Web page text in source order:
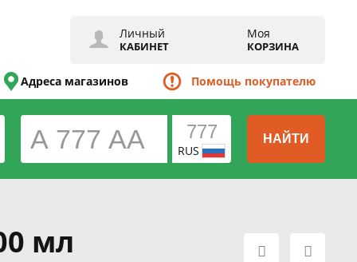
Личный
КАБИНЕТ
Моя
КОРЗИНА
Адреса магазинов Помощь покупателю
RUS
НАЙТИ
мл